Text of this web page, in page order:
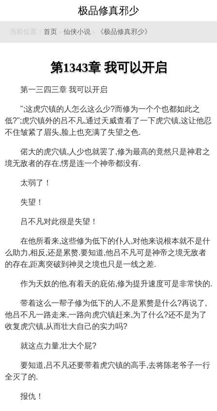
极品修真邪少
当前位置： 首页 › 仙侠小说 › 《极品修真邪少》
第1343章 我可以开启
第一三四三章 我可以开启
";这虎穴镇的人怎么这么少?而修为一个个也都如此之
低?";虎穴镇外的吕不凡,通过天威查看了一下虎穴镇,这让他忍
不住皱紧了眉头,脸上也充满了失望之色.
偌大的虎穴镇,人少也就罢了,修为最高的竟然只是神君之
境无敌者的存在,愣是连一个神帝都没有.
太弱了！
失望！
吕不凡对此很是失望！
在他所看来,这些修为低下的仆人,对他来说根本就不是什
么助力,相反,还是累赘.要知道,他吕不凡可是神帝之境无敌者
的存在,距离突破到神灵之境也只是一线之差.
作为天奴的他,有着天的庇佑,修为提升速度可是非常快的.
带着这么一帮子修为低下的人,不是累赘是什么?再说了,
他吕不凡一路走来,一路向虎穴镇赶来,为了什么?还不是为了
收复虎穴镇,从而壮大自己的实力吗?
就这点力量,壮大个屁?
要知道,吕不凡还要带着虎穴镇的高手,去将陈老爷子一行
全灭了的.
报仇！